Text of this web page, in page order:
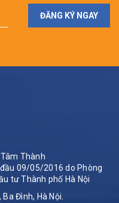
ĐĂNG KÝ NGAY
Thành
09/05/2016 do Phòng
tư Thành phố Hà Nội
Đình, Hà Nội.